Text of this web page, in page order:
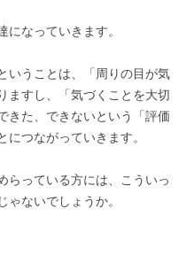
なっていきます。
いうことは、「周りの目が気
ますし、「気づくことを大切
きた、できないという「評価
つながっていきます。
らっている方には、こういっ
ないでしょうか。